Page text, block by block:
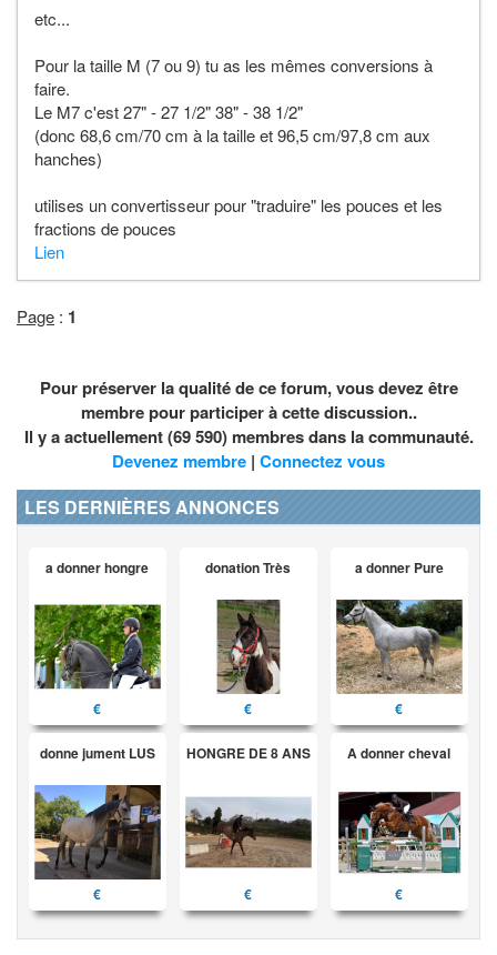
etc...
Pour la taille M (7 ou 9) tu as les mêmes conversions à
faire.
Le M7 c'est 27" - 27 1/2" 38" - 38 1/2"
(donc 68,6 cm/70 cm à la taille et 96,5 cm/97,8 cm aux
hanches)
utilises un convertisseur pour "traduire" les pouces et les
fractions de pouces
Lien
Page : 1
Pour préserver la qualité de ce forum, vous devez être
membre pour participer à cette discussion..
Il y a actuellement (69 590) membres dans la communauté.
Devenez membre | Connectez vous
LES DERNIÈRES ANNONCES
a donner hongre
€
donation Très
€
a donner Pure
€
donne jument LUS
€
HONGRE DE 8 ANS
€
A donner cheval
€